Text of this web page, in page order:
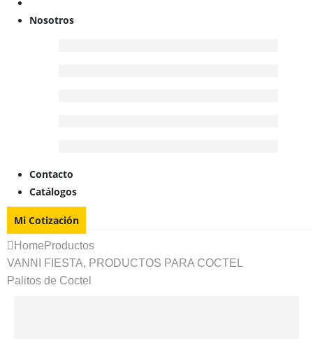
Nosotros
Contacto
Catálogos
Mi Cotización
Home Productos
VANNI FIESTA, PRODUCTOS PARA COCTEL
Palitos de Coctel